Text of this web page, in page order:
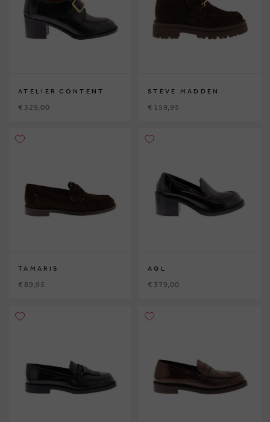
ATELIER CONTENT
€ 329,00
STEVE MADDEN
€ 159,95
TAMARIS
€ 89,95
AGL
€ 379,00